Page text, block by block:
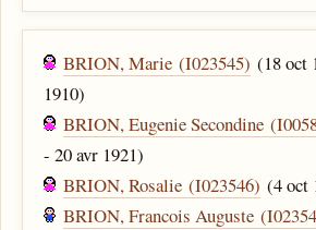
BRION, Marie (I023545) (18 oct
1910)
BRION, Eugenie Secondine
- 20 avr 1921)
BRION, Rosalie (I023546) (4 oct
BRION, Francois Auguste